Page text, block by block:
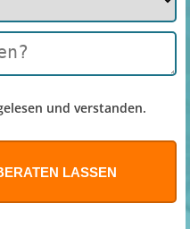
und verstanden.